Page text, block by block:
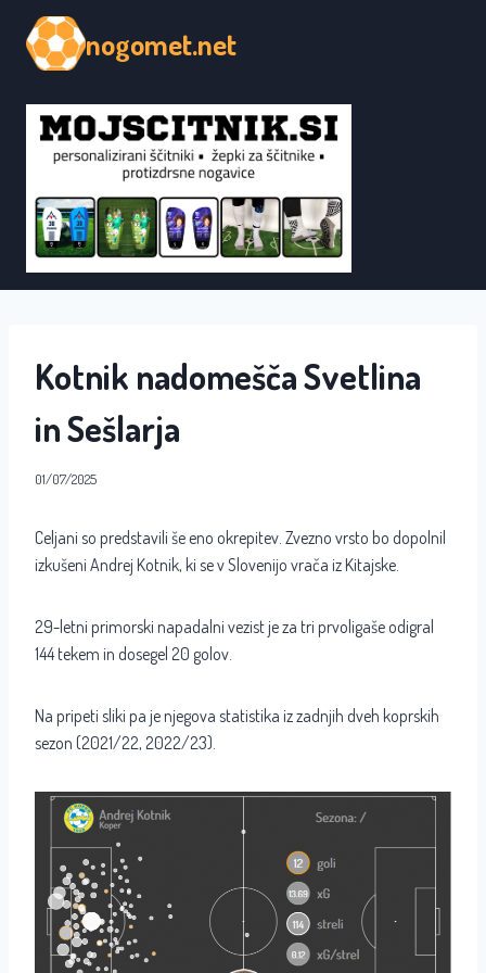
content
nogomet.net
Kotnik nadomešča Svetlina
in Sešlarja
01/07/2025
Celjani so predstavili še eno okrepitev. Zvezno vrsto bo dopolnil
izkušeni Andrej Kotnik, ki se v Slovenijo vrača iz Kitajske.
29-letni primorski napadalni vezist je za tri prvoligaše odigral
144 tekem in dosegel 20 golov.
Na pripeti sliki pa je njegova statistika iz zadnjih dveh koprskih
sezon (2021/22, 2022/23).